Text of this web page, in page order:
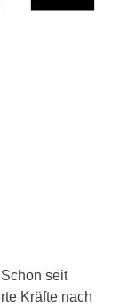
seit
Kräfte nach